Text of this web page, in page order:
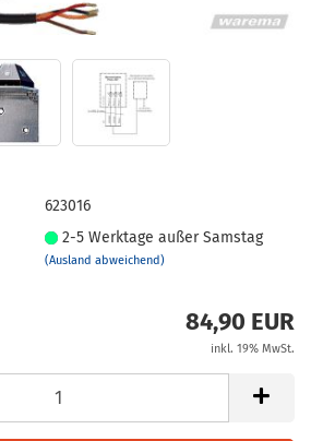
623016
2-5 Werktage außer Samstag
(Ausland abweichend)
84,90 EUR
inkl. 19% MwSt.